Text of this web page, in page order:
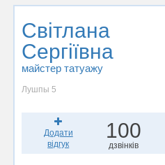
Світлана
Сергіївна
майстер татуажу
Лушпы 5
Додати
відгук
100
дзвінків